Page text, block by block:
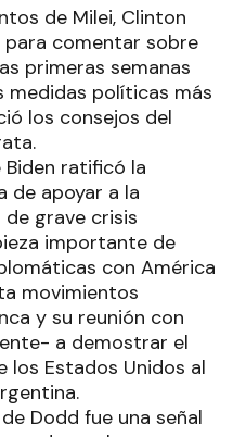
de Milei, Clinton
comentar sobre
primeras semanas
medidas políticas más
los consejos del
Biden ratificó la
de apoyar a la
grave crisis
importante de
con América
movimientos
y su reunión con
a demostrar el
los Estados Unidos al
Dodd fue una señal